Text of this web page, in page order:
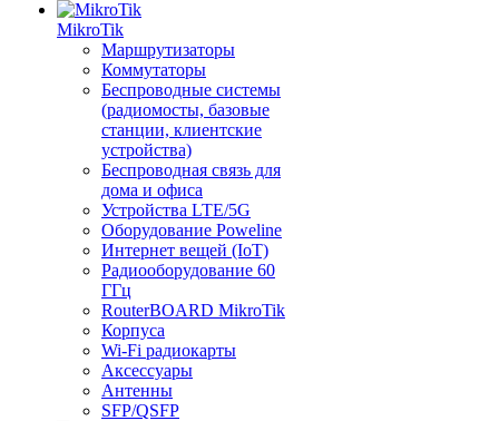
MikroTik
Маршрутизаторы
Коммутаторы
Беспроводные системы
(радиомосты, базовые
станции, клиентские
устройства)
Беспроводная связь для
дома и офиса
Устройства LTE/5G
Оборудование Poweline
Интернет вещей (IoT)
Радиооборудование 60
ГГц
RouterBOARD MikroTik
Корпуса
Wi-Fi радиокарты
Аксессуары
Антенны
SFP/QSFP